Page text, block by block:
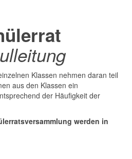
Klassen nehmen daran teil
aus den Klassen ein
der Häufigkeit der
werden in